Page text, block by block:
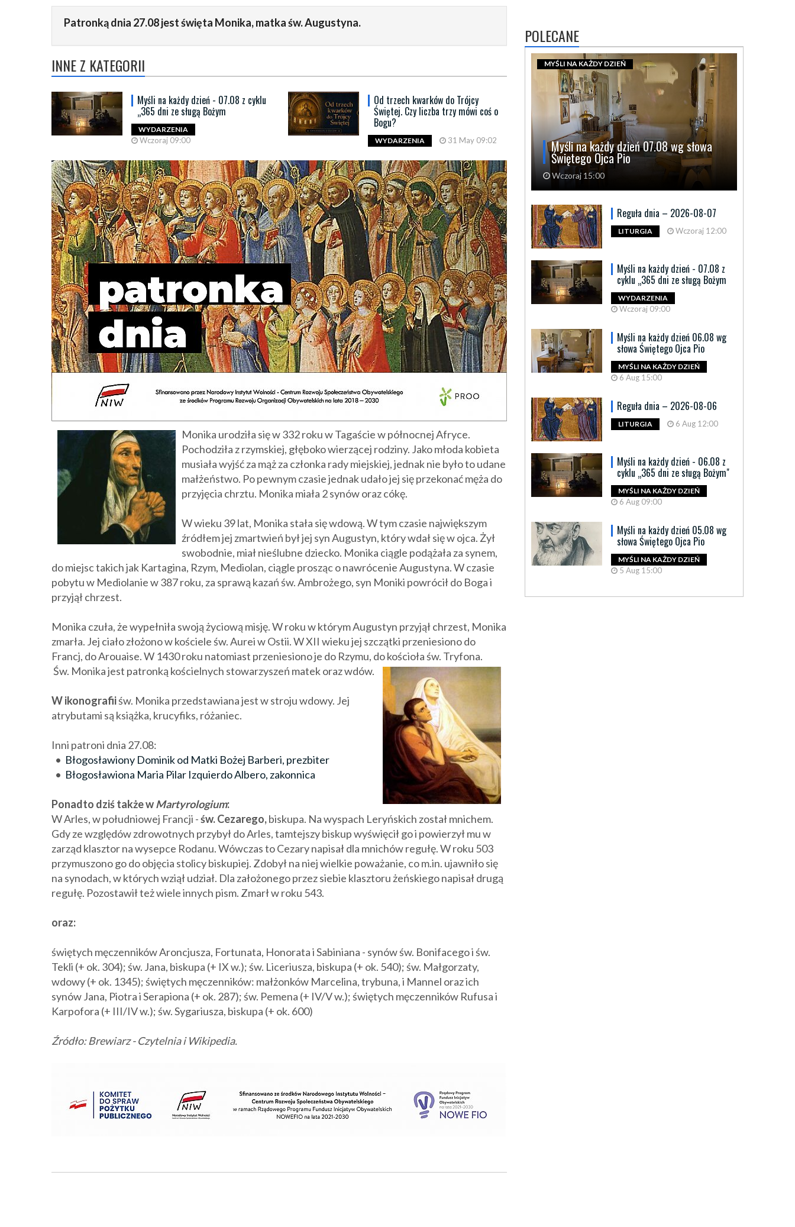
Patronką dnia 27.08 jest święta Monika, matka św. Augustyna.
INNE Z KATEGORII
Myśli na każdy dzień - 07.08 z cyklu
„365 dni ze sługą Bożym
WYDARZENIA
Wczoraj 09:00
Od trzech kwarków do Trójcy
Świętej. Czy liczba trzy mówi coś o
Bogu?
WYDARZENIA 31 May 09:02
Monika urodziła się w 332 roku w Tagaście w północnej Afryce.
Pochodziła z rzymskiej, głęboko wierzącej rodziny. Jako młoda kobieta
musiała wyjść za mąż za członka rady miejskiej, jednak nie było to udane
małżeństwo. Po pewnym czasie jednak udało jej się przekonać męża do
przyjęcia chrztu. Monika miała 2 synów oraz cókę.
W wieku 39 lat, Monika stała się wdową. W tym czasie największym
źródłem jej zmartwień był jej syn Augustyn, który wdał się w ojca. Żył
swobodnie, miał nieślubne dziecko. Monika ciągle podążała za synem,
do miejsc takich jak Kartagina, Rzym, Mediolan, ciągle prosząc o nawrócenie Augustyna. W czasie
pobytu w Mediolanie w 387 roku, za sprawą kazań św. Ambrożego, syn Moniki powrócił do Boga i
przyjął chrzest.
Monika czuła, że wypełniła swoją życiową misję. W roku w którym Augustyn przyjął chrzest, Monika
zmarła. Jej ciało złożono w kościele św. Aurei w Ostii. W XII wieku jej szczątki przeniesiono do
Francj, do Arouaise. W 1430 roku natomiast przeniesiono je do Rzymu, do kościoła św. Tryfona.
Św. Monika jest patronką kościelnych stowarzyszeń matek oraz wdów.
W ikonografiiśw. Monika przedstawiana jest w stroju wdowy. Jej
atrybutami są książka, krucyfiks, różaniec.
Inni patroni dnia 27.08:
• Błogosławiony Dominik od Matki Bożej Barberi, prezbiter
• Błogosławiona Maria Pilar Izquierdo Albero, zakonnica
Ponadto dziś także wMartyrologium:
W Arles, w południowej Francji -św. Cezarego,biskupa. Na wyspach Leryńskich został mnichem.
Gdy ze względów zdrowotnych przybył do Arles, tamtejszy biskup wyświęcił go i powierzył mu w
zarząd klasztor na wysepce Rodanu. Wówczas to Cezary napisał dla mnichów regułę. W roku 503
przymuszono go do objęcia stolicy biskupiej. Zdobył na niej wielkie poważanie, co m.in. ujawniło się
na synodach, w których wziął udział. Dla założonego przez siebie klasztoru żeńskiego napisał drugą
regułę. Pozostawił też wiele innych pism. Zmarł w roku 543.
oraz:
świętych męczenników Aroncjusza, Fortunata, Honorata i Sabiniana - synów św. Bonifacego i św.
Tekli (+ ok. 304); św. Jana, biskupa (+ IX w.); św. Liceriusza, biskupa (+ ok. 540); św. Małgorzaty,
wdowy (+ ok. 1345); świętych męczenników: małżonków Marcelina, trybuna, i Mannel oraz ich
synów Jana, Piotra i Serapiona (+ ok. 287); św. Pemena (+ IV/V w.); świętych męczenników Rufusa i
Karpofora (+ III/IV w.); św. Sygariusza, biskupa (+ ok. 600)
Źródło: Brewiarz - Czytelnia i Wikipedia.
POLECANE
Myśli na każdy dzień 07.08 wg słowa
Świętego Ojca Pio
Wczoraj 15:00
MYŚLI NA KAŻDY DZIEŃ
Reguła dnia – 2026-08-07
LITURGIA Wczoraj 12:00
Myśli na każdy dzień - 07.08 z
cyklu „365 dni ze sługą Bożym
WYDARZENIA
Wczoraj 09:00
Myśli na każdy dzień 06.08 wg
słowa Świętego Ojca Pio
MYŚLI NA KAŻDY DZIEŃ
6 Aug 15:00
Reguła dnia – 2026-08-06
LITURGIA 6 Aug 12:00
Myśli na każdy dzień - 06.08 z
cyklu „365 dni ze sługą Bożym"
MYŚLI NA KAŻDY DZIEŃ
6 Aug 09:00
Myśli na każdy dzień 05.08 wg
słowa Świętego Ojca Pio
MYŚLI NA KAŻDY DZIEŃ
5 Aug 15:00